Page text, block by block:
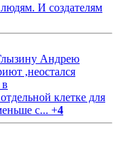
И создателям
Андрею
,неостался
клетке для
с... +4